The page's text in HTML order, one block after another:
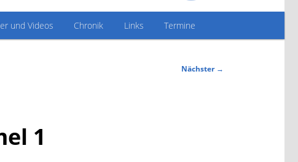
und Videos Chronik Links Termine
Nächster →
1